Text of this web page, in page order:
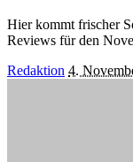
Hier kommt frischer
Reviews für den
Posted
Redaktion 4.